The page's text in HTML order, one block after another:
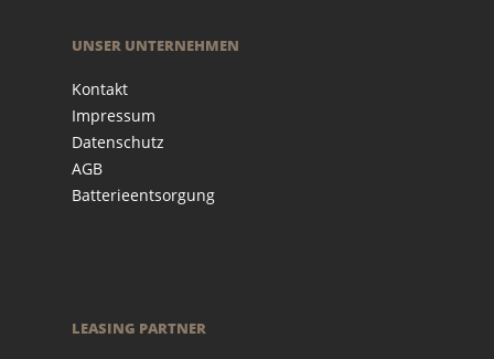
UNSER UNTERNEHMEN
Kontakt
Impressum
Datenschutz
AGB
Batterieentsorgung
LEASING PARTNER